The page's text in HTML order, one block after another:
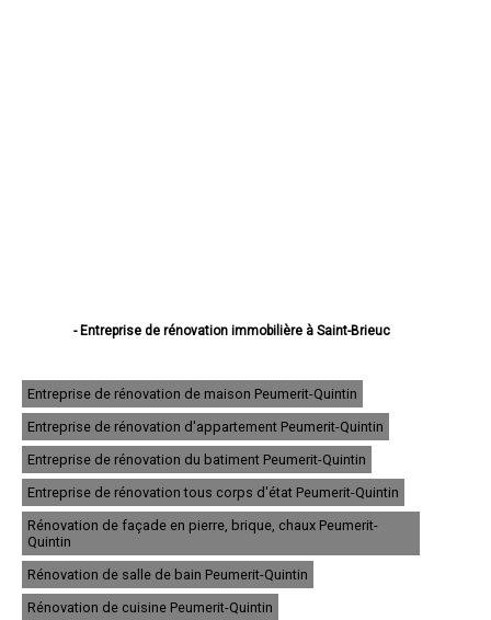
- Entreprise de rénovation immobilière à Saint-Brieuc
- Entreprise de rénovation immobilière à Lamballe
- Entreprise de rénovation immobilière à Ploufragan
- Entreprise de rénovation immobilière à Dinan
- Entreprise de rénovation immobilière à Loudéac
- Entreprise de rénovation immobilière à Paimpol
- Entreprise de rénovation immobilière à Trégueux
- Entreprise de rénovation immobilière à Guingamp
- Entreprise de rénovation immobilière à Perros-Guirec
- Entreprise de rénovation immobilière à Plédran
- Entreprise de rénovation immobilière à Pordic
- Entreprise de rénovation immobilière à Ploumagoar
Entreprise de rénovation de maison Peumerit-Quintin
Entreprise de rénovation d'appartement Peumerit-Quintin
Entreprise de rénovation du batiment Peumerit-Quintin
Entreprise de rénovation tous corps d'état Peumerit-Quintin
Rénovation de façade en pierre, brique, chaux Peumerit-
Quintin
Rénovation de salle de bain Peumerit-Quintin
Rénovation de cuisine Peumerit-Quintin